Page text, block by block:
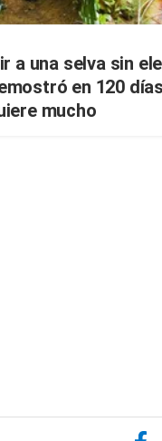
a una selva sin
en 120
mucho